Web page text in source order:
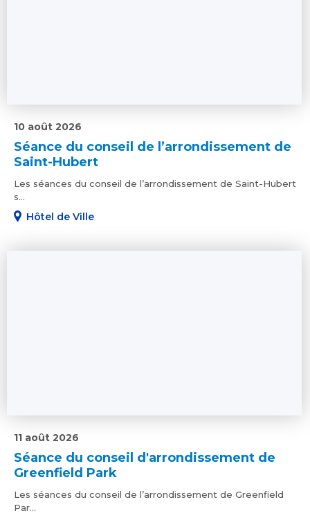
Séance du conseil de l’arrondissement de
Saint-Hubert
10 août 2026
Les séances du conseil de l’arrondissement de Saint-Hubert
s...
Hôtel de Ville
Séance du conseil d'arrondissement de
Greenfield Park
11 août 2026
Les séances du conseil de l’arrondissement de Greenfield
Par...